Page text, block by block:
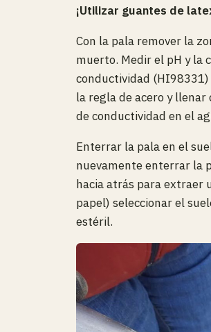
¡Utilizar guantes de
Con la pala remover la
muerto. Medir el pH y la
conductividad
la regla de acero y
de conductividad en el
Enterrar la pala en el
nuevamente enterrar la
hacia atrás para extraer
papel) seleccionar el
estéril.